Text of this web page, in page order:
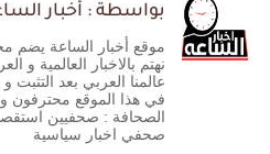
بواسطة : أخبار
موقع أخبار الساعة يضم
نهتم بالاخبار العالمية و
عالمنا العربي بعد التثبت
في هذا الموقع محترفون
الصحافة : صحفيين
صحفي اخبار سياسية